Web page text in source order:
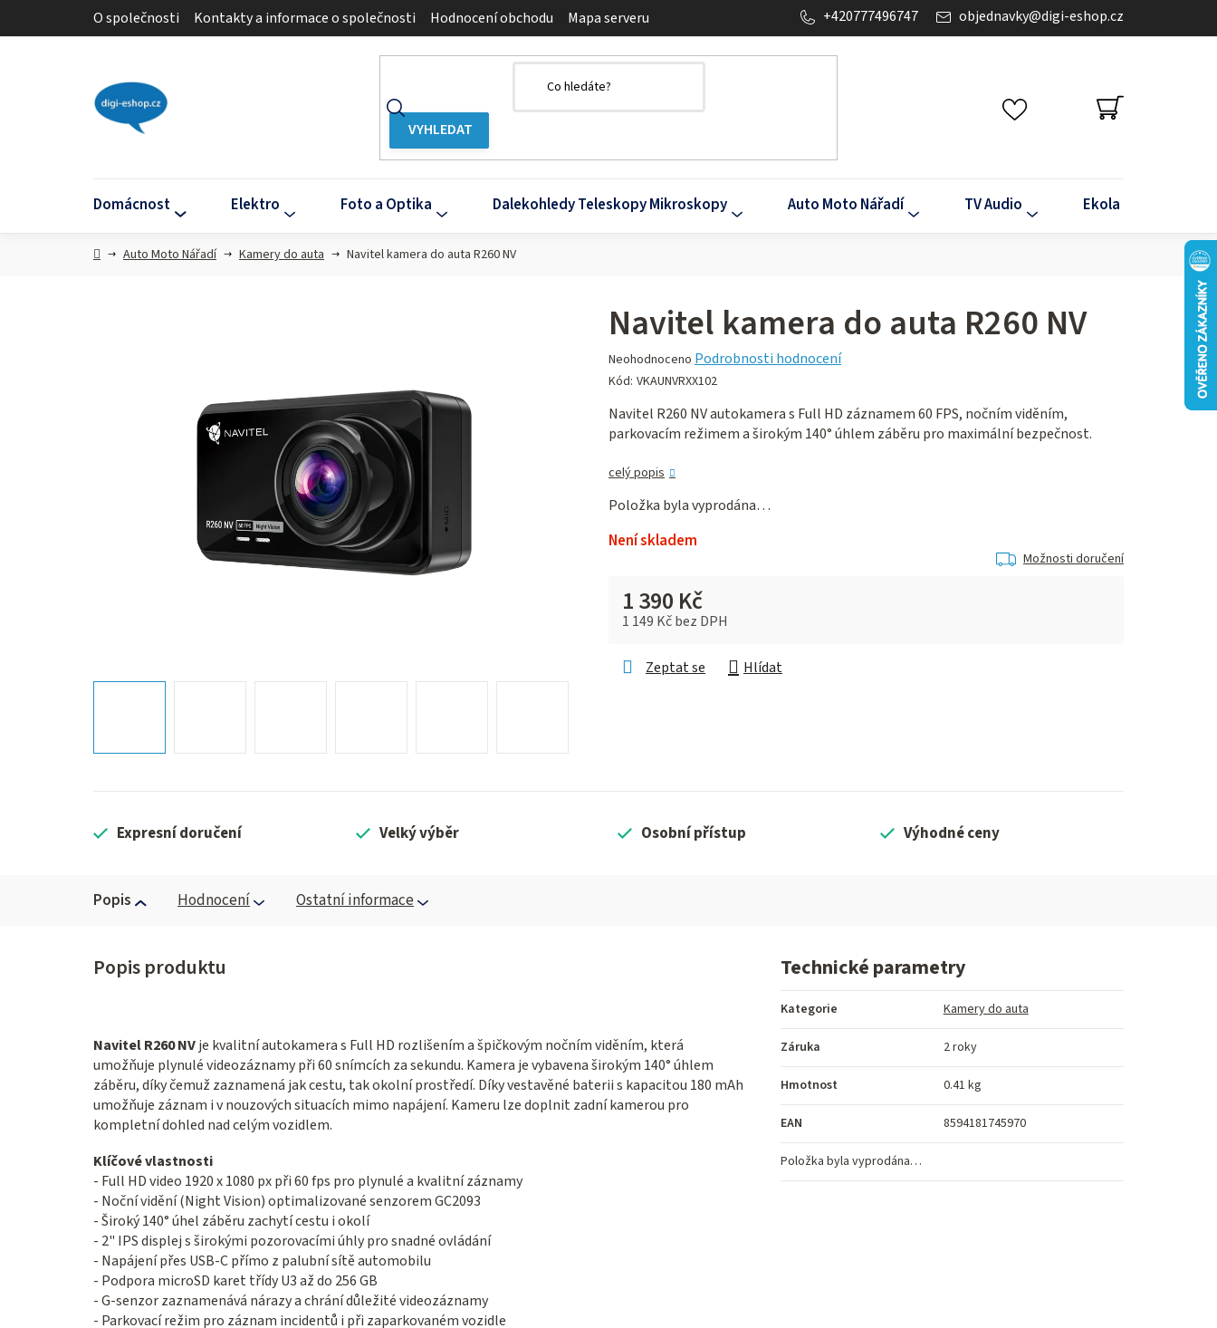
O společnosti Kontakty a informace o společnosti Hodnocení obchodu Mapa serveru objednavky@digi-eshop.cz
+420777496747
NÁKUPNÍ
KOŠÍK
Domácnost Elektro Foto a Optika Dalekohledy Teleskopy Mikroskopy Auto Moto Nářadí TV Audio Ekola
DomůAuto Moto Nářadí Kamery do auta Navitel kamera do auta R260 NV
Navitel kamera do auta R260 NV
Průměrné
hodnocení
je
0,0
hvězdiček.
Neohodnoceno Podrobnosti hodnocení
Kód: VKAUNVRXX102
Navitel R260 NV autokamera s Full HD záznamem 60 FPS, nočním viděním,
parkovacím režimem a širokým 140° úhlem záběru pro maximální bezpečnost.
celý popis
Položka byla vyprodána…
Není skladem
Možnosti doručení
1 390 Kč
1 149 Kč bez DPH
Zeptat se
Hlídat
Expresní doručení Velký výběr Osobní přístup Výhodné ceny
Popis Hodnocení Ostatní informace
Navitel R260 NVje kvalitní autokamera s Full HD rozlišením a špičkovým nočním viděním, která
umožňuje plynulé videozáznamy při 60 snímcích za sekundu. Kamera je vybavena širokým 140° úhlem
záběru, díky čemuž zaznamená jak cestu, tak okolní prostředí. Díky vestavěné baterii s kapacitou 180 mAh
umožňuje záznam i v nouzových situacích mimo napájení. Kameru lze doplnit zadní kamerou pro
kompletní dohled nad celým vozidlem.
Klíčové vlastnosti
- Full HD video 1920 x 1080 px při 60 fps pro plynulé a kvalitní záznamy
- Noční vidění (Night Vision) optimalizované senzorem GC2093
- Široký 140° úhel záběru zachytí cestu i okolí
- 2" IPS displej s širokými pozorovacími úhly pro snadné ovládání
- Napájení přes USB-C přímo z palubní sítě automobilu
- Podpora microSD karet třídy U3 až do 256 GB
- G-senzor zaznamenává nárazy a chrání důležité videozáznamy
- Parkovací režim pro záznam incidentů i při zaparkovaném vozidle
Technické parametry
Kategorie Kamery do auta
Záruka 2 roky
Hmotnost 0.41 kg
EAN 8594181745970
Položka byla vyprodána…